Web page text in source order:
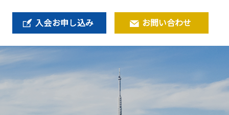
入会お申し込み お問い合わせ